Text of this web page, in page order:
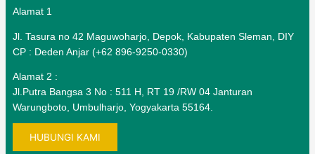
Alamat 1
Jl. Tasura no 42 Maguwoharjo, Depok, Kabupaten Sleman, DIY
CP : Deden Anjar (+62 896-9250-0330)
Alamat 2 :
Jl.Putra Bangsa 3 No : 511 H, RT 19 /RW 04 Janturan
Warungboto, Umbulharjo, Yogyakarta 55164.
HUBUNGI KAMI